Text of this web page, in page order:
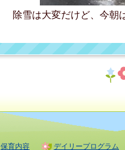
除雪は大変だけど、今
保育内容 デイリープログラム